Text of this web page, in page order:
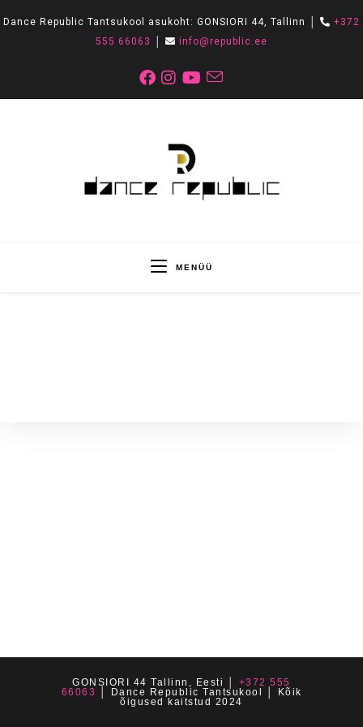
Dance Republic Tantsukool asukoht: GONSIORI 44, Tallinn │
+372
555 66063
info@republic.ee
MENÜÜ
GONSIORI 44 Tallinn, Eesti │ +372 555
66063
│ Dance Republic Tantsukool │ Kõik
õigused kaitstud 2024